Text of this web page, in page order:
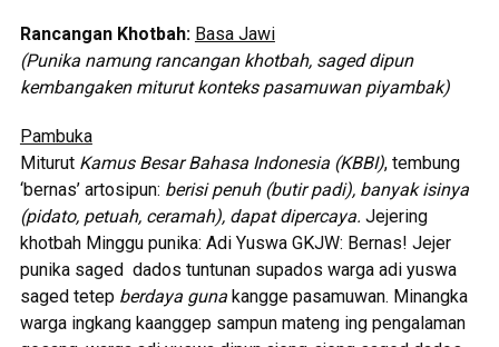
Rancangan Khotbah: Basa Jawi
(Punika namung rancangan khotbah, saged dipun
kembangaken miturut konteks pasamuwan piyambak)
Pambuka
Miturut Kamus Besar Bahasa Indonesia (KBBI), tembung
‘bernas’ artosipun: berisi penuh (butir padi), banyak isinya
(pidato, petuah, ceramah), dapat dipercaya. Jejering
khotbah Minggu punika: Adi Yuswa GKJW: Bernas! Jejer
punika saged dados tuntunan supados warga adi yuswa
saged tetep berdaya gunakangge pasamuwan. Minangka
warga ingkang kaanggep sampun mateng ing pengalaman